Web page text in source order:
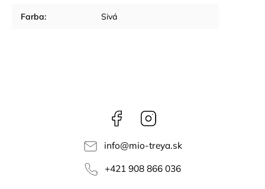
Farba: Sivá
Facebook
info@mio-treya.sk
+421 908 866 036